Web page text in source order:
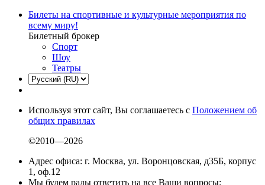
Билеты на спортивные и культурные мероприятия по
всему миру!
Билетный брокер
Спорт
Шоу
Театры
Используя этот сайт, Вы соглашаетесь с Положением об
общих правилах
©2010—2026
Адрес офиса: г. Москва, ул. Воронцовская, д35Б, корпус
1, оф.12
Мы будем рады ответить на все Ваши вопросы: